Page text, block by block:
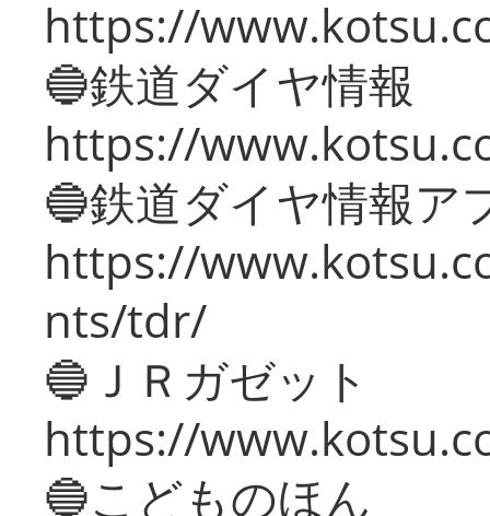
https://
🔵鉄道ダイヤ情報
https://
🔵鉄道ダイヤ情報ア
https://
nts/tdr/
🔵ＪＲガゼット
https://
🔵こどものほん